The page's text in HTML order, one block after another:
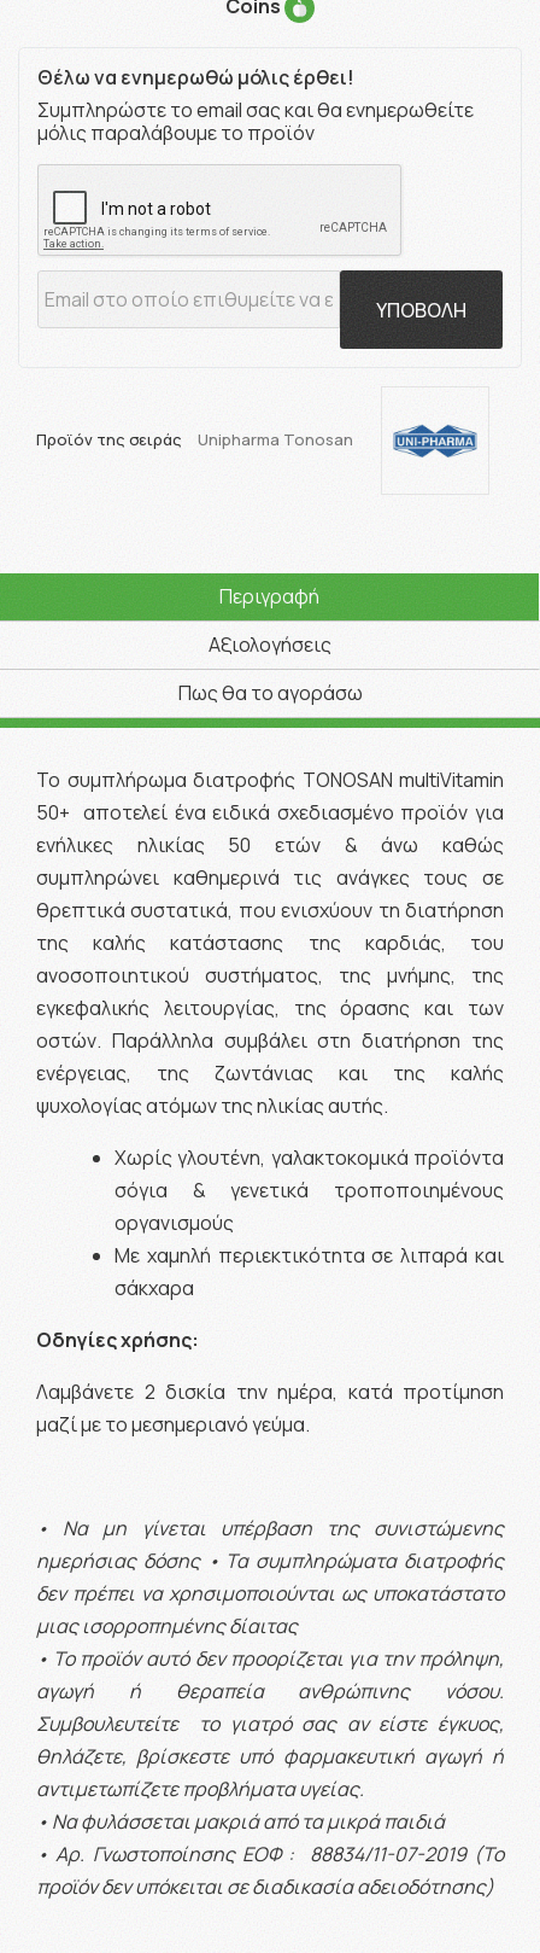
Coins
Θέλω να ενημερωθώ μόλις έρθει!
Συμπληρώστε το email σας και θα ενημερωθείτε
μόλις παραλάβουμε το προϊόν
ΥΠΟΒΟΛΗ
Προϊόν της σειράς Unipharma Tonosan
Περιγραφή
Αξιολογήσεις
Πως θα το αγοράσω
Το συμπλήρωμα διατροφής TONOSAN multiVitamin
50+ αποτελεί ένα ειδικά σχεδιασμένο προϊόν για
ενήλικες ηλικίας 50 ετών & άνω καθώς
συμπληρώνει καθημερινά τις ανάγκες τους σε
θρεπτικά συστατικά, που ενισχύουν τη διατήρηση
της καλής κατάστασης της καρδιάς, του
ανοσοποιητικού συστήματος, της μνήμης, της
εγκεφαλικής λειτουργίας, της όρασης και των
οστών. Παράλληλα συμβάλει στη διατήρηση της
ενέργειας, της ζωντάνιας και της καλής
ψυχολογίας ατόμων της ηλικίας αυτής.
Χωρίς γλουτένη, γαλακτοκομικά προϊόντα
σόγια & γενετικά τροποποιημένους
οργανισμούς
Με χαμηλή περιεκτικότητα σε λιπαρά και
σάκχαρα
Οδηγίες χρήσης:
Λαμβάνετε 2 δισκία την ημέρα, κατά προτίμηση
μαζί με το μεσημεριανό γεύμα.
• Να μη γίνεται υπέρβαση της συνιστώμενης
ημερήσιας δόσης • Τα συμπληρώματα διατροφής
δεν πρέπει να χρησιμοποιούνται ως υποκατάστατο
μιας ισορροπημένης δίαιτας
• Το προϊόν αυτό δεν προορίζεται για την πρόληψη,
αγωγή ή θεραπεία ανθρώπινης νόσου.
Συμβουλευτείτε το γιατρό σας αν είστε έγκυος,
θηλάζετε, βρίσκεστε υπό φαρμακευτική αγωγή ή
αντιμετωπίζετε προβλήματα υγείας.
• Να φυλάσσεται μακριά από τα μικρά παιδιά
• Αρ. Γνωστοποίησης ΕΟΦ : 88834/11-07-2019 (Το
προϊόν δεν υπόκειται σε διαδικασία αδειοδότησης)